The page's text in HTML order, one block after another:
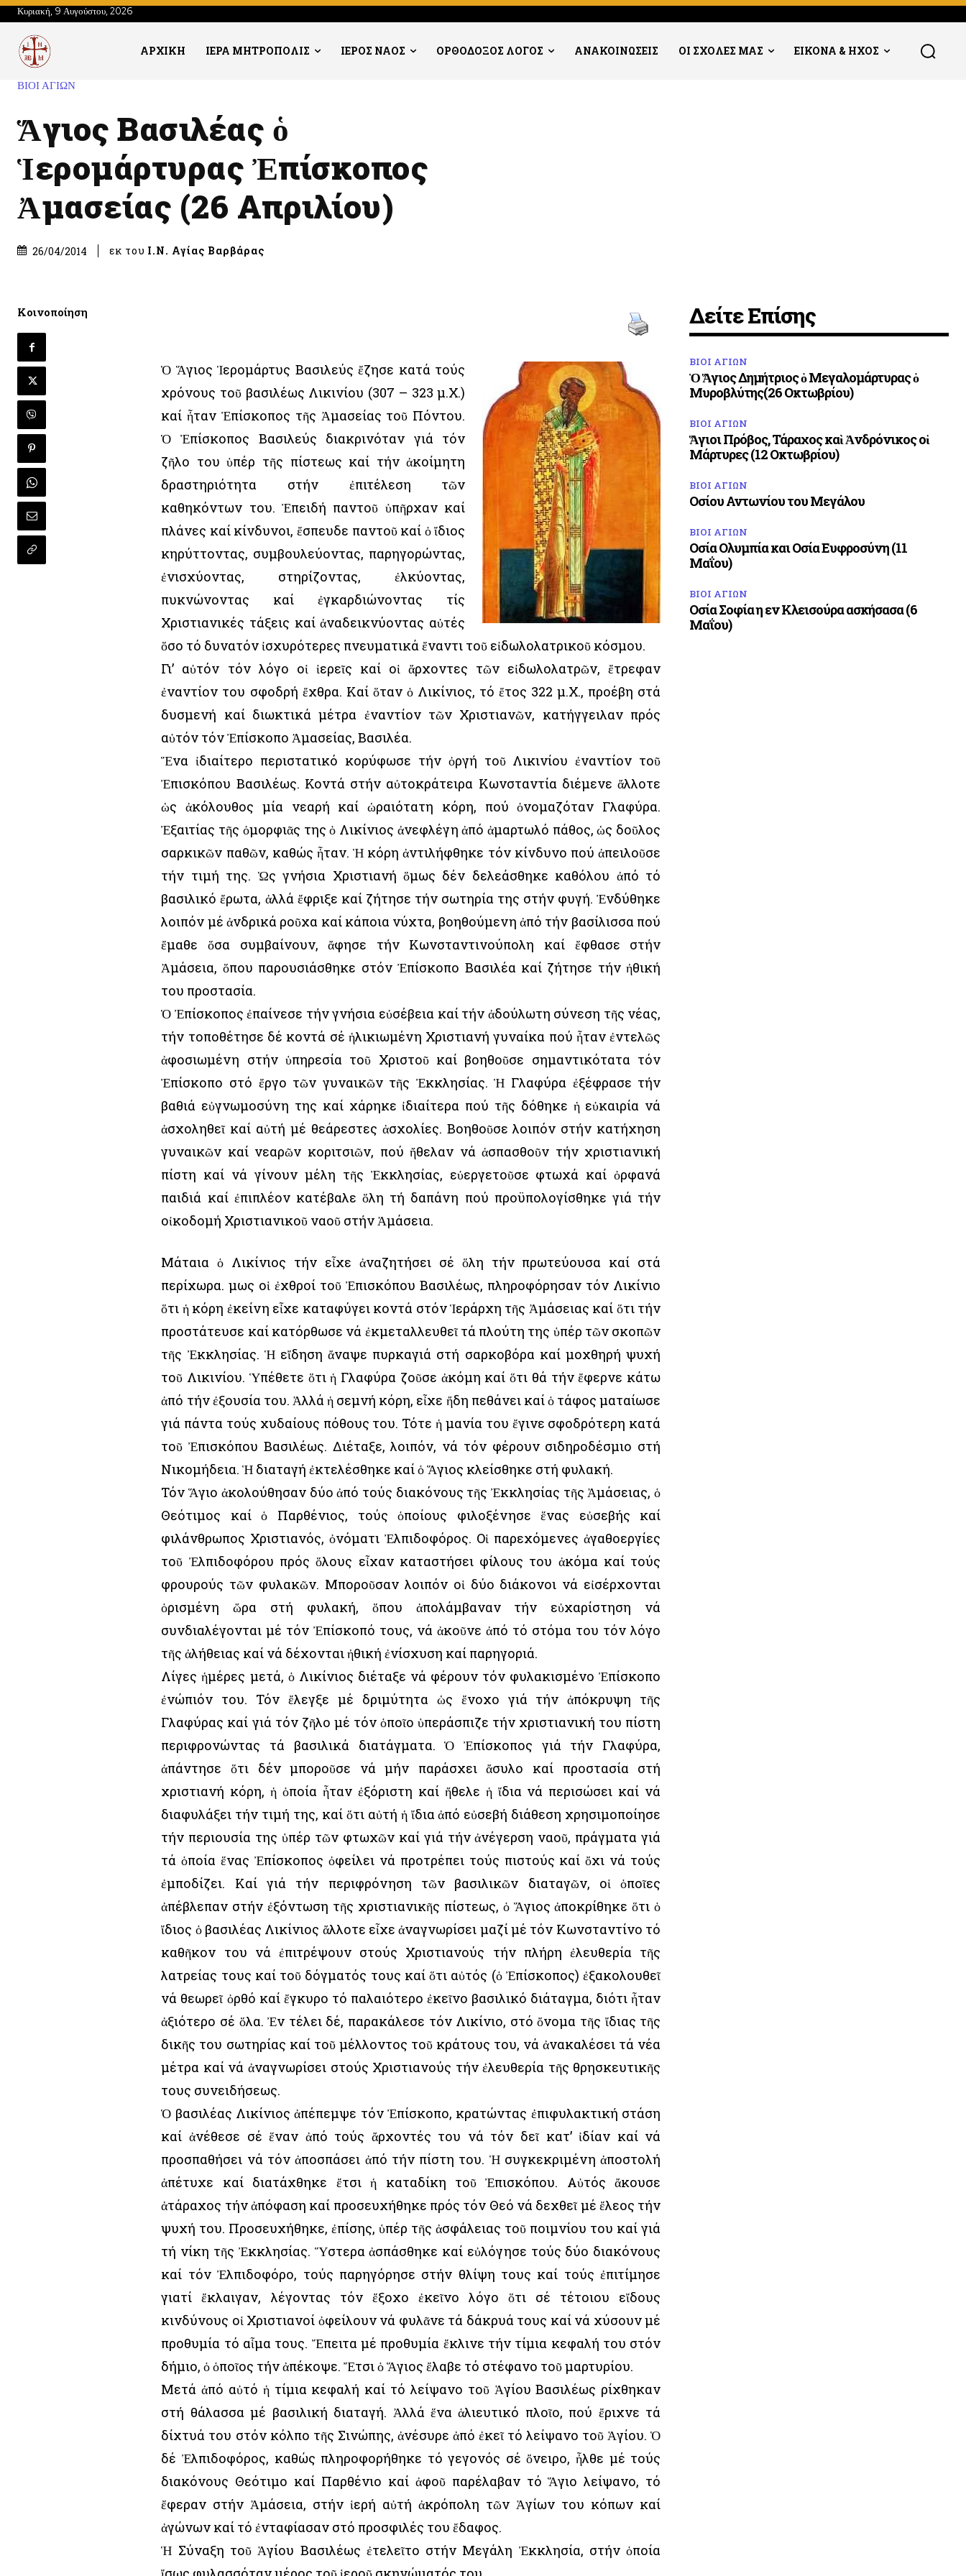
Κυριακή, 9 Αυγούστου, 2026
ΑΡΧΙΚΗ ΙΕΡΑ ΜΗΤΡΟΠΟΛΙΣ ΙΕΡΟΣ ΝΑΟΣ ΟΡΘΟΔΟΞΟΣ ΛΟΓΟΣ ΑΝΑΚΟΙΝΩΣΕΙΣ ΟΙ ΣΧΟΛΕΣ ΜΑΣ ΕΙΚΟΝΑ & ΗΧΟΣ
ΒΙΟΙ ΑΓΙΩΝ
Ἅγιος Βασιλέας ὁ
Ἱερομάρτυρας Ἐπίσκοπος
Ἀμασείας (26 Απριλίου)
26/04/2014 εκ του Ι.Ν. Αγίας Βαρβάρας
Κοινοποίηση
Ὁ Ἅγιος Ἱερομάρτυς Βασιλεύς ἔζησε κατά τούς
χρόνους τοῦ βασιλέως Λικινίου (307 – 323 μ.Χ.)
καί ἦταν Ἐπίσκοπος τῆς Ἀμασείας τοῦ Πόντου.
Ὁ Ἐπίσκοπος Βασιλεύς διακρινόταν γιά τόν
ζῆλο του ὑπέρ τῆς πίστεως καί τήν ἀκοίμητη
δραστηριότητα στήν ἐπιτέλεση τῶν
καθηκόντων του. Ἐπειδή παντοῦ ὑπῆρχαν καί
πλάνες καί κίνδυνοι, ἔσπευδε παντοῦ καί ὁ ἴδιος
κηρύττοντας, συμβουλεύοντας, παρηγορώντας,
ἐνισχύοντας, στηρίζοντας, ἐλκύοντας,
πυκνώνοντας καί ἐγκαρδιώνοντας τίς
Χριστιανικές τάξεις καί ἀναδεικνύοντας αὐτές
ὅσο τό δυνατόν ἰσχυρότερες πνευματικά ἔναντι τοῦ εἰδωλολατρικοῦ κόσμου.
Γι’ αὐτόν τόν λόγο οἱ ἱερεῖς καί οἱ ἄρχοντες τῶν εἰδωλολατρῶν, ἔτρεφαν
ἐναντίον του σφοδρή ἔχθρα. Καί ὅταν ὁ Λικίνιος, τό ἔτος 322 μ.Χ., προέβη στά
δυσμενή καί διωκτικά μέτρα ἐναντίον τῶν Χριστιανῶν, κατήγγειλαν πρός
αὐτόν τόν Ἐπίσκοπο Ἀμασείας, Βασιλέα.
Ἕνα ἰδιαίτερο περιστατικό κορύφωσε τήν ὀργή τοῦ Λικινίου ἐναντίον τοῦ
Ἐπισκόπου Βασιλέως. Κοντά στήν αὐτοκράτειρα Κωνσταντία διέμενε ἄλλοτε
ὡς ἀκόλουθος μία νεαρή καί ὡραιότατη κόρη, πού ὀνομαζόταν Γλαφύρα.
Ἐξαιτίας τῆς ὀμορφιᾶς της ὁ Λικίνιος ἀνεφλέγη ἀπό ἁμαρτωλό πάθος, ὡς δοῦλος
σαρκικῶν παθῶν, καθώς ἦταν. Ἡ κόρη ἀντιλήφθηκε τόν κίνδυνο πού ἀπειλοῦσε
τήν τιμή της. Ὡς γνήσια Χριστιανή ὅμως δέν δελεάσθηκε καθόλου ἀπό τό
βασιλικό ἔρωτα, ἀλλά ἔφριξε καί ζήτησε τήν σωτηρία της στήν φυγή. Ἐνδύθηκε
λοιπόν μέ ἀνδρικά ροῦχα καί κάποια νύχτα, βοηθούμενη ἀπό τήν βασίλισσα πού
ἔμαθε ὅσα συμβαίνουν, ἄφησε τήν Κωνσταντινούπολη καί ἔφθασε στήν
Ἀμάσεια, ὅπου παρουσιάσθηκε στόν Ἐπίσκοπο Βασιλέα καί ζήτησε τήν ἠθική
του προστασία.
Ὁ Ἐπίσκοπος ἐπαίνεσε τήν γνήσια εὐσέβεια καί τήν ἀδούλωτη σύνεση τῆς νέας,
τήν τοποθέτησε δέ κοντά σέ ἡλικιωμένη Χριστιανή γυναίκα πού ἦταν ἐντελῶς
ἀφοσιωμένη στήν ὑπηρεσία τοῦ Χριστοῦ καί βοηθοῦσε σημαντικότατα τόν
Ἐπίσκοπο στό ἔργο τῶν γυναικῶν τῆς Ἐκκλησίας. Ἡ Γλαφύρα ἐξέφρασε τήν
βαθιά εὐγνωμοσύνη της καί χάρηκε ἰδιαίτερα πού τῆς δόθηκε ἡ εὐκαιρία νά
ἀσχοληθεῖ καί αὐτή μέ θεάρεστες ἀσχολίες. Βοηθοῦσε λοιπόν στήν κατήχηση
γυναικῶν καί νεαρῶν κοριτσιῶν, πού ἤθελαν νά ἀσπασθοῦν τήν χριστιανική
πίστη καί νά γίνουν μέλη τῆς Ἐκκλησίας, εὐεργετοῦσε φτωχά καί ὀρφανά
παιδιά καί ἐπιπλέον κατέβαλε ὅλη τή δαπάνη πού προϋπολογίσθηκε γιά τήν
οἰκοδομή Χριστιανικοῦ ναοῦ στήν Ἀμάσεια.
Μάταια ὁ Λικίνιος τήν εἶχε ἀναζητήσει σέ ὅλη τήν πρωτεύουσα καί στά
περίχωρα. Ὅμως οἱ ἐχθροί τοῦ Ἐπισκόπου Βασιλέως, πληροφόρησαν τόν Λικίνιο
ὅτι ἡ κόρη ἐκείνη εἶχε καταφύγει κοντά στόν Ἱεράρχη τῆς Ἀμάσειας καί ὅτι τήν
προστάτευσε καί κατόρθωσε νά ἐκμεταλλευθεῖ τά πλούτη της ὑπέρ τῶν σκοπῶν
τῆς Ἐκκλησίας. Ἡ εἴδηση ἄναψε πυρκαγιά στή σαρκοβόρα καί μοχθηρή ψυχή
τοῦ Λικινίου. Ὑπέθετε ὅτι ἡ Γλαφύρα ζοῦσε ἀκόμη καί ὅτι θά τήν ἔφερνε κάτω
ἀπό τήν ἐξουσία του. Ἀλλά ἡ σεμνή κόρη, εἶχε ἤδη πεθάνει καί ὁ τάφος ματαίωσε
γιά πάντα τούς χυδαίους πόθους του. Τότε ἡ μανία του ἔγινε σφοδρότερη κατά
τοῦ Ἐπισκόπου Βασιλέως. Διέταξε, λοιπόν, νά τόν φέρουν σιδηροδέσμιο στή
Νικομήδεια. Ἡ διαταγή ἐκτελέσθηκε καί ὁ Ἅγιος κλείσθηκε στή φυλακή.
Τόν Ἅγιο ἀκολούθησαν δύο ἀπό τούς διακόνους τῆς Ἐκκλησίας τῆς Ἀμάσειας, ὁ
Θεότιμος καί ὁ Παρθένιος, τούς ὁποίους φιλοξένησε ἕνας εὐσεβής καί
φιλάνθρωπος Χριστιανός, ὀνόματι Ἐλπιδοφόρος. Οἱ παρεχόμενες ἀγαθοεργίες
τοῦ Ἐλπιδοφόρου πρός ὅλους εἶχαν καταστήσει φίλους του ἀκόμα καί τούς
φρουρούς τῶν φυλακῶν. Μποροῦσαν λοιπόν οἱ δύο διάκονοι νά εἰσέρχονται
ὁρισμένη ὥρα στή φυλακή, ὅπου ἀπολάμβαναν τήν εὐχαρίστηση νά
συνδιαλέγονται μέ τόν Ἐπίσκοπό τους, νά ἀκοῦνε ἀπό τό στόμα του τόν λόγο
τῆς ἀλήθειας καί νά δέχονται ἠθική ἐνίσχυση καί παρηγοριά.
Λίγες ἡμέρες μετά, ὁ Λικίνιος διέταξε νά φέρουν τόν φυλακισμένο Ἐπίσκοπο
ἐνώπιόν του. Τόν ἔλεγξε μέ δριμύτητα ὡς ἔνοχο γιά τήν ἀπόκρυψη τῆς
Γλαφύρας καί γιά τόν ζῆλο μέ τόν ὁποῖο ὑπεράσπιζε τήν χριστιανική του πίστη
περιφρονώντας τά βασιλικά διατάγματα. Ὁ Ἐπίσκοπος γιά τήν Γλαφύρα,
ἀπάντησε ὅτι δέν μποροῦσε νά μήν παράσχει ἄσυλο καί προστασία στή
χριστιανή κόρη, ἡ ὁποία ἦταν ἐξόριστη καί ἤθελε ἡ ἴδια νά περισώσει καί νά
διαφυλάξει τήν τιμή της, καί ὅτι αὐτή ἡ ἴδια ἀπό εὐσεβή διάθεση χρησιμοποίησε
τήν περιουσία της ὑπέρ τῶν φτωχῶν καί γιά τήν ἀνέγερση ναοῦ, πράγματα γιά
τά ὁποία ἕνας Ἐπίσκοπος ὀφείλει νά προτρέπει τούς πιστούς καί ὄχι νά τούς
ἐμποδίζει. Καί γιά τήν περιφρόνηση τῶν βασιλικῶν διαταγῶν, οἱ ὁποῖες
ἀπέβλεπαν στήν ἐξόντωση τῆς χριστιανικῆς πίστεως, ὁ Ἅγιος ἀποκρίθηκε ὅτι ὁ
ἴδιος ὁ βασιλέας Λικίνιος ἄλλοτε εἶχε ἀναγνωρίσει μαζί μέ τόν Κωνσταντίνο τό
καθῆκον του νά ἐπιτρέψουν στούς Χριστιανούς τήν πλήρη ἐλευθερία τῆς
λατρείας τους καί τοῦ δόγματός τους καί ὅτι αὐτός (ὁ Ἐπίσκοπος) ἐξακολουθεῖ
νά θεωρεῖ ὀρθό καί ἔγκυρο τό παλαιότερο ἐκεῖνο βασιλικό διάταγμα, διότι ἦταν
ἀξιότερο σέ ὅλα. Ἐν τέλει δέ, παρακάλεσε τόν Λικίνιο, στό ὄνομα τῆς ἴδιας τῆς
δικῆς του σωτηρίας καί τοῦ μέλλοντος τοῦ κράτους του, νά ἀνακαλέσει τά νέα
μέτρα καί νά ἀναγνωρίσει στούς Χριστιανούς τήν ἐλευθερία τῆς θρησκευτικῆς
τους συνειδήσεως.
Ὁ βασιλέας Λικίνιος ἀπέπεμψε τόν Ἐπίσκοπο, κρατώντας ἐπιφυλακτική στάση
καί ἀνέθεσε σέ ἕναν ἀπό τούς ἄρχοντές του νά τόν δεῖ κατ’ ἰδίαν καί νά
προσπαθήσει νά τόν ἀποσπάσει ἀπό τήν πίστη του. Ἡ συγκεκριμένη ἀποστολή
ἀπέτυχε καί διατάχθηκε ἔτσι ἡ καταδίκη τοῦ Ἐπισκόπου. Αὐτός ἄκουσε
ἀτάραχος τήν ἀπόφαση καί προσευχήθηκε πρός τόν Θεό νά δεχθεῖ μέ ἔλεος τήν
ψυχή του. Προσευχήθηκε, ἐπίσης, ὑπέρ τῆς ἀσφάλειας τοῦ ποιμνίου του καί γιά
τή νίκη τῆς Ἐκκλησίας. Ὕστερα ἀσπάσθηκε καί εὐλόγησε τούς δύο διακόνους
καί τόν Ἐλπιδοφόρο, τούς παρηγόρησε στήν θλίψη τους καί τούς ἐπιτίμησε
γιατί ἔκλαιγαν, λέγοντας τόν ἔξοχο ἐκεῖνο λόγο ὅτι σέ τέτοιου εἴδους
κινδύνους οἱ Χριστιανοί ὀφείλουν νά φυλᾶνε τά δάκρυά τους καί νά χύσουν μέ
προθυμία τό αἷμα τους. Ἔπειτα μέ προθυμία ἔκλινε τήν τίμια κεφαλή του στόν
δήμιο, ὁ ὁποῖος τήν ἀπέκοψε. Ἔτσι ὁ Ἅγιος ἔλαβε τό στέφανο τοῦ μαρτυρίου.
Μετά ἀπό αὐτό ἡ τίμια κεφαλή καί τό λείψανο τοῦ Ἁγίου Βασιλέως ρίχθηκαν
στή θάλασσα μέ βασιλική διαταγή. Ἀλλά ἕνα ἁλιευτικό πλοῖο, πού ἔριχνε τά
δίχτυά του στόν κόλπο τῆς Σινώπης, ἀνέσυρε ἀπό ἐκεῖ τό λείψανο τοῦ Ἁγίου. Ὁ
δέ Ἐλπιδοφόρος, καθώς πληροφορήθηκε τό γεγονός σέ ὄνειρο, ἦλθε μέ τούς
διακόνους Θεότιμο καί Παρθένιο καί ἀφοῦ παρέλαβαν τό Ἅγιο λείψανο, τό
ἔφεραν στήν Ἀμάσεια, στήν ἱερή αὐτή ἀκρόπολη τῶν Ἁγίων του κόπων καί
ἀγώνων καί τό ἐνταφίασαν στό προσφιλές του ἔδαφος.
Ἡ Σύναξη τοῦ Ἁγίου Βασιλέως ἐτελεῖτο στήν Μεγάλη Ἐκκλησία, στήν ὁποία
Δείτε Επίσης
ΒΙΟΙ ΑΓΙΩΝ
Ὁ Ἅγιος Δημήτριος ὁ Μεγαλομάρτυρας ὁ
Μυροβλύτης(26 Οκτωβρίου)
ΒΙΟΙ ΑΓΙΩΝ
Ἅγιοι Πρόβος, Τάραχος καὶ Ἀνδρόνικος οἱ
Μάρτυρες (12 Οκτωβρίου)
ΒΙΟΙ ΑΓΙΩΝ
Οσίου Αντωνίου του Μεγάλου
ΒΙΟΙ ΑΓΙΩΝ
Οσία Ολυμπία και Οσία Ευφροσύνη (11
Μαΐου)
ΒΙΟΙ ΑΓΙΩΝ
Οσία Σοφία η εν Κλεισούρα ασκήσασα (6
Μαΐου)